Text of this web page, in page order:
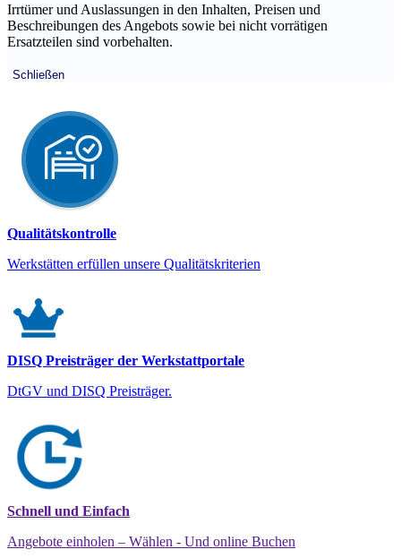
Irrtümer und Auslassungen in den Inhalten, Preisen und
Beschreibungen des Angebots sowie bei nicht vorrätigen
Ersatzteilen sind vorbehalten.
Schließen
Qualitätskontrolle
Werkstätten erfüllen unsere Qualitätskriterien
DISQ Preisträger der Werkstattportale
DtGV und DISQ Preisträger.
Schnell und Einfach
Angebote einholen – Wählen - Und online Buchen